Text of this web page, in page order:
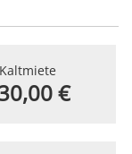
Kaltmiete
€